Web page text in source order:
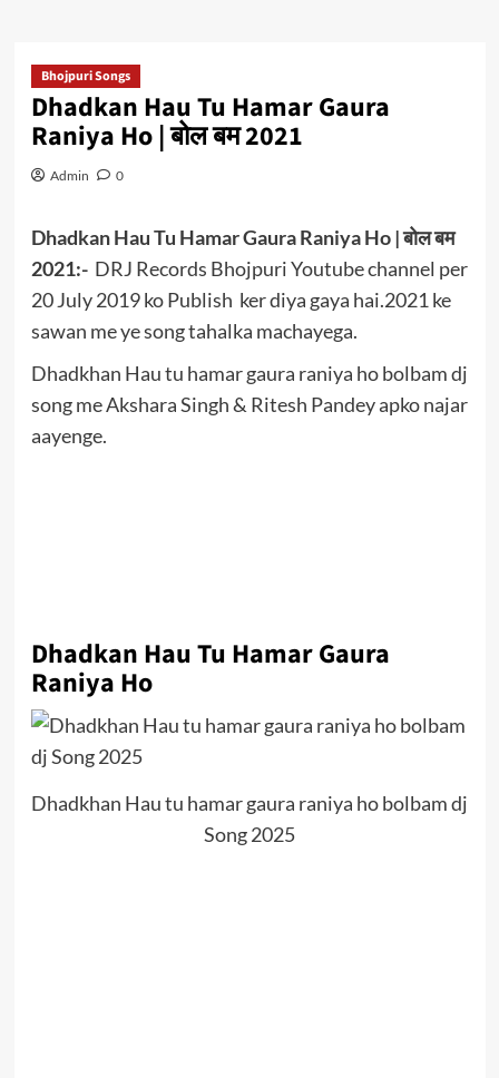
Bhojpuri Songs
Dhadkan Hau Tu Hamar Gaura
Raniya Ho | बोल बम 2021
Admin 0
Dhadkan Hau Tu Hamar Gaura Raniya Ho | बोल बम
2021:-DRJ Records Bhojpuri Youtube channel per
20 July 2019 ko Publish ker diya gaya hai.2021 ke
sawan me ye song tahalka machayega.
Dhadkhan Hau tu hamar gaura raniya ho bolbam dj
song me Akshara Singh & Ritesh Pandey apko najar
aayenge.
Dhadkan Hau Tu Hamar Gaura
Raniya Ho
Dhadkhan Hau tu hamar gaura raniya ho bolbam dj
Song 2025